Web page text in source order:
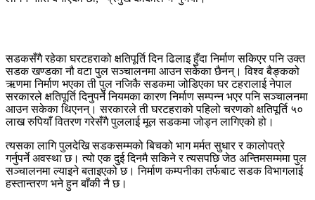
सडकसँगै रहेका घरटहराको क्षतिपूर्ति दिन ढिलाइ हुँदा निर्माण सकिएर पनि उक्त
सडक खण्डका नौ वटा पुल सञ्चालनमा आउन सकेका छैनन्। विश्व बैङ्कको
ऋणमा निर्माण भएका ती पुल नजिकै सडकमा जोडिएका घर टहरालाई नेपाल
सरकारले क्षतिपूर्ति दिनुपर्ने नियमका कारण निर्माण सम्पन्न भएर पनि सञ्चालनमा
आउन सकेका थिएनन्। सरकारले ती घरटहराको पहिलो चरणको क्षतिपूर्ति ५०
लाख रुपियाँ वितरण गरेसँगै पुललाई मूल सडकमा जोड्न लागिएको हो।
त्यसका लागि पुलदेखि सडकसम्मको बिचको भाग मर्मत सुधार र कालोपत्रे
गर्नुपर्ने अवस्था छ। त्यो एक दुई दिनमै सकिने र त्यसपछि जेठ अन्तिमसम्ममा पुल
सञ्चालनमा ल्याइने बताइएको छ। निर्माण कम्पनीका तर्फबाट सडक विभागलाई
हस्तान्तरण भने हुन बाँकी नै छ।